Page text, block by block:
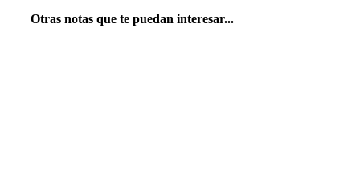
Otras notas que te puedan interesar...